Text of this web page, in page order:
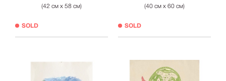
(42 см х 58 см)
SOLD
(40 см х 60 см)
SOLD